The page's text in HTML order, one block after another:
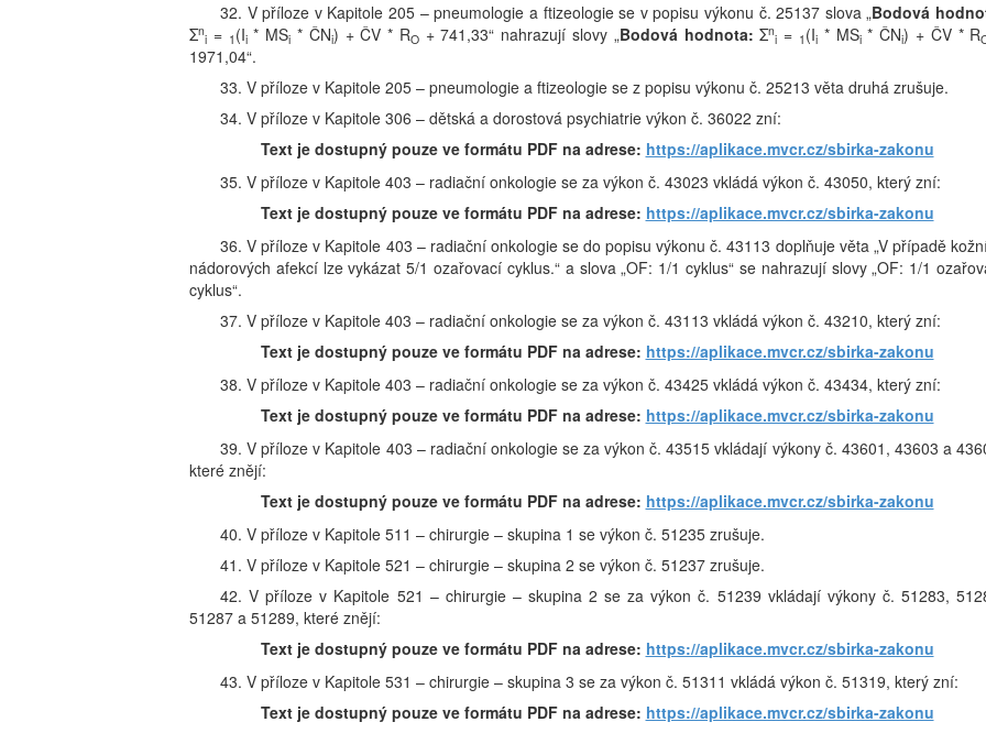
32. V příloze v Kapitole 205 – pneumologie a ftizeologie se v popisu výkonu č. 25137 slova „Bodová
Σn
i = 1 (Ii* MSi * ČNi) + ČV * RO+ 741,33“ nahrazují slovy „Bodová hodnota: Σn
i = 1 (Ii * MSi* ČNi) + ČV * R
1971,04“.
33. V příloze v Kapitole 205 – pneumologie a ftizeologie se z popisu výkonu č. 25213 věta druhá zrušuje.
34. V příloze v Kapitole 306 – dětská a dorostová psychiatrie výkon č. 36022 zní:
Text je dostupný pouze ve formátu PDF na adrese: https://aplikace.mvcr.cz/sbirka-zakonu
35. V příloze v Kapitole 403 – radiační onkologie se za výkon č. 43023 vkládá výkon č. 43050, který zní:
Text je dostupný pouze ve formátu PDF na adrese: https://aplikace.mvcr.cz/sbirka-zakonu
36. V příloze v Kapitole 403 – radiační onkologie se do popisu výkonu č. 43113 doplňuje věta „V případě
nádorových afekcí lze vykázat 5/1 ozařovací cyklus.“ a slova „OF: 1/1 cyklus“ se nahrazují slovy „OF: 1/1
cyklus“.
37. V příloze v Kapitole 403 – radiační onkologie se za výkon č. 43113 vkládá výkon č. 43210, který zní:
Text je dostupný pouze ve formátu PDF na adrese: https://aplikace.mvcr.cz/sbirka-zakonu
38. V příloze v Kapitole 403 – radiační onkologie se za výkon č. 43425 vkládá výkon č. 43434, který zní:
Text je dostupný pouze ve formátu PDF na adrese: https://aplikace.mvcr.cz/sbirka-zakonu
39. V příloze v Kapitole 403 – radiační onkologie se za výkon č. 43515 vkládají výkony č. 43601, 43603 a
které znějí:
Text je dostupný pouze ve formátu PDF na adrese: https://aplikace.mvcr.cz/sbirka-zakonu
40. V příloze v Kapitole 511 – chirurgie – skupina 1 se výkon č. 51235 zrušuje.
41. V příloze v Kapitole 521 – chirurgie – skupina 2 se výkon č. 51237 zrušuje.
42. V příloze v Kapitole 521 – chirurgie – skupina 2 se za výkon č. 51239 vkládají výkony č. 51283,
51287 a 51289, které znějí:
Text je dostupný pouze ve formátu PDF na adrese: https://aplikace.mvcr.cz/sbirka-zakonu
43. V příloze v Kapitole 531 – chirurgie – skupina 3 se za výkon č. 51311 vkládá výkon č. 51319, který zní:
Text je dostupný pouze ve formátu PDF na adrese: https://aplikace.mvcr.cz/sbirka-zakonu